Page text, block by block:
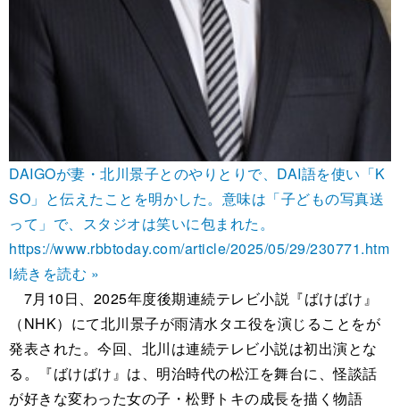
DAIGOが妻・北川景子とのやりとりで、DAI語を使い「K
SO」と伝えたことを明かした。意味は「子どもの写真送
って」で、スタジオは笑いに包まれた。
https://www.rbbtoday.com/article/2025/05/29/230771.htm
l続きを読む »
7月10日、2025年度後期連続テレビ小説『ばけばけ』
（NHK）にて北川景子が雨清水タエ役を演じることをが
発表された。今回、北川は連続テレビ小説は初出演とな
る。『ばけばけ』は、明治時代の松江を舞台に、怪談話
が好きな変わった女の子・松野トキの成長を描く物語